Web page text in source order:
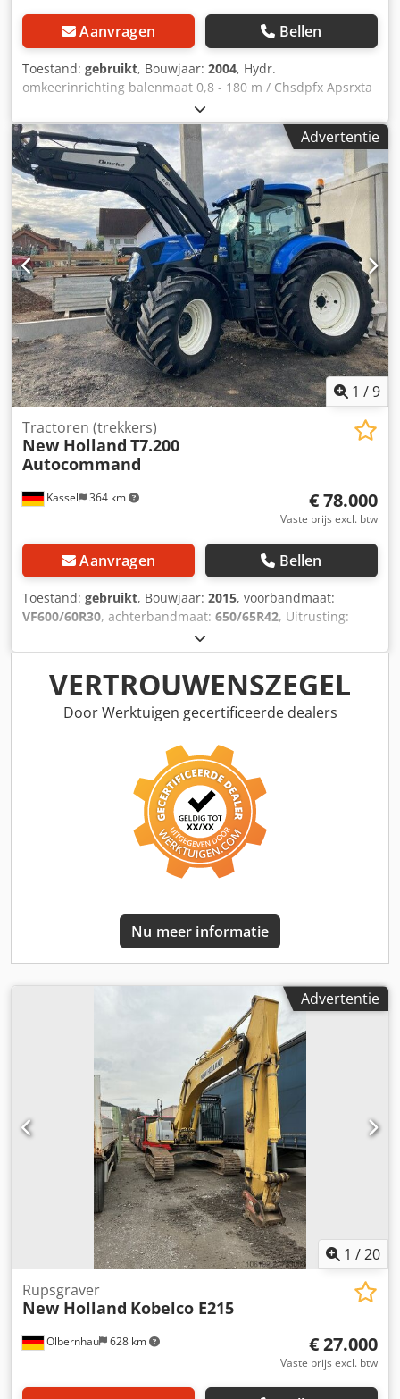
Aanvragen Bellen
Toestand: gebruikt, Bouwjaar: 2004, Hydr.
omkeerinrichting balenmaat 0,8 - 180 m / Chsdpfx Apsrxta
Advertentie
1 /9
Kassel 364 km
Tractoren (trekkers)
New Holland T7.200
Autocommand
€ 78.000
Vaste prijs excl. btw
Aanvragen Bellen
Toestand: gebruikt, Bouwjaar: 2015, voorbandmaat:
VF600/60R30, achterbandmaat: 650/65R42, Uitrusting:
luchtdrukrem, voorlader, voorste aftakas
Quicke, Michelin-bereifing Cedpfxstncb Is Ap Hjha
VERTROUWENSZEGEL
Door Werktuigen gecertificeerde dealers
Nu meer informatie
Advertentie
1 /20
Olbernhau 628 km
Rupsgraver
New Holland Kobelco E215
€ 27.000
Vaste prijs excl. btw